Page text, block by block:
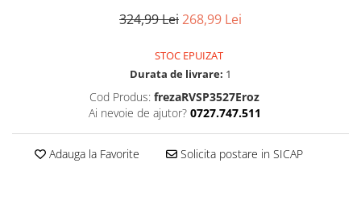
324,99 Lei268,99 Lei
STOC EPUIZAT
Durata de livrare: 1
Cod Produs: frezaRVSP3527Eroz
Ai nevoie de ajutor? 0727.747.511
Adauga la Favorite Solicita postare in SICAP